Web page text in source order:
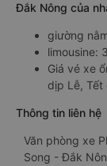
Đắk Nông của
giường
limousine:
Giá vé xe
dịp Lễ, Tết
Thông tin liên hệ
Văn phòng xe
Song - Đắk